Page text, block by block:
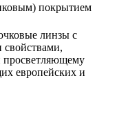
покрытием
линзы с
просветляющему
европейских и